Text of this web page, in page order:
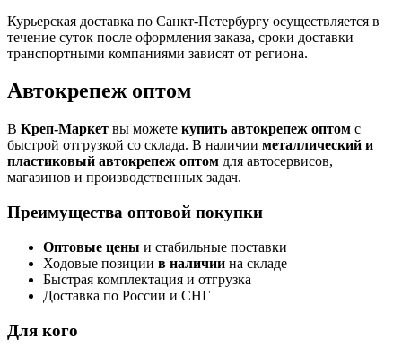
Курьерская доставка по Санкт-Петербургу осуществляется в
течение суток после оформления заказа, сроки доставки
транспортными компаниями зависят от региона.
Автокрепеж оптом
В Креп-Маркет вы можете купить автокрепеж оптом с
быстрой отгрузкой со склада. В наличии металлический и
пластиковый автокрепеж оптом для автосервисов,
магазинов и производственных задач.
Преимущества оптовой покупки
Оптовые цены и стабильные поставки
Ходовые позиции в наличии на складе
Быстрая комплектация и отгрузка
Доставка по России и СНГ
Для кого